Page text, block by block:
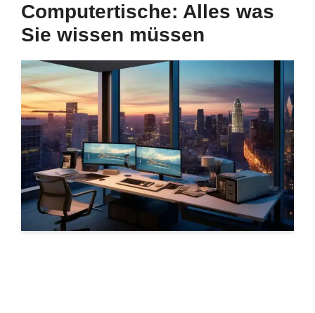
Computertische: Alles was
Sie wissen müssen